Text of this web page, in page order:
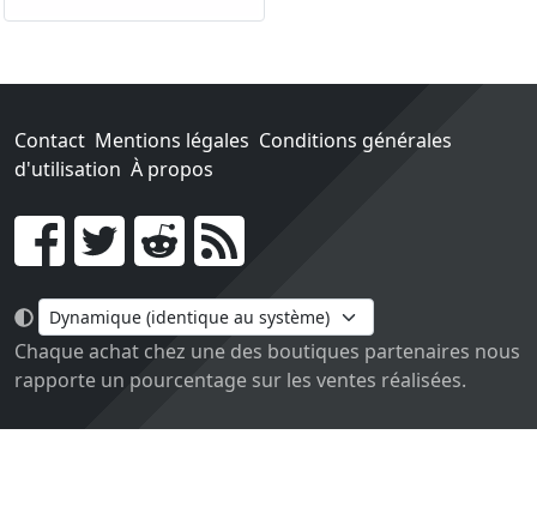
Contact Mentions légales Conditions générales
d'utilisation À propos
Go !
Chaque achat chez une des boutiques partenaires nous
rapporte un pourcentage sur les ventes réalisées.
Conçu et construit avec tout l'amour du monde par